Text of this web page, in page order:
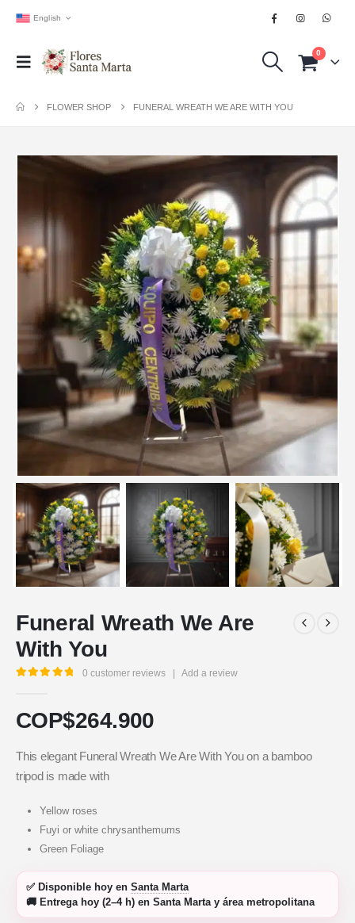
English
0
FLOWER SHOP FUNERAL WREATH WE ARE WITH YOU
Funeral Wreath We Are
With You
0 customer reviews Add a review
COP$264.900
This elegant Funeral Wreath We Are With You on a bamboo
tripod is made with
Yellow roses
Fuyi or white chrysanthemums
Green Foliage
✅ Disponible hoy en Santa Marta
🚚 Entrega hoy (2–4 h) en Santa Marta y área metropolitana